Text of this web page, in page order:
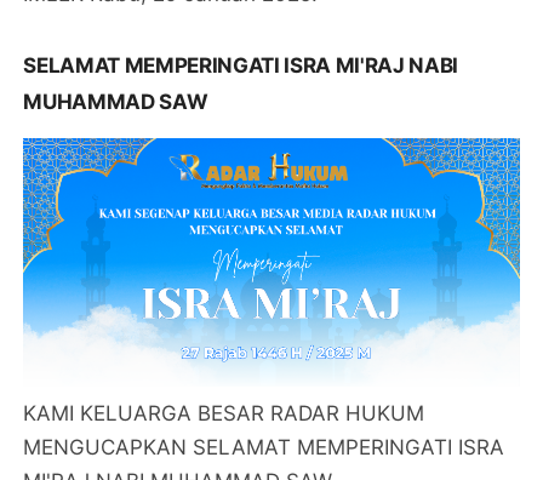
SELAMAT MEMPERINGATI ISRA MI'RAJ NABI
MUHAMMAD SAW
KAMI KELUARGA BESAR RADAR HUKUM
MENGUCAPKAN SELAMAT MEMPERINGATI ISRA